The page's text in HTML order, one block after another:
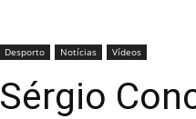
Desporto Notícias Vídeos
Sérgio